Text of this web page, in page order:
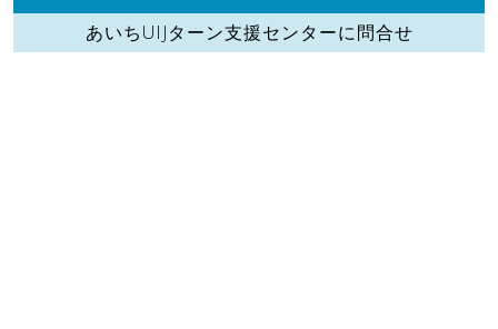
あいちUIJターン支援センターに問合せ